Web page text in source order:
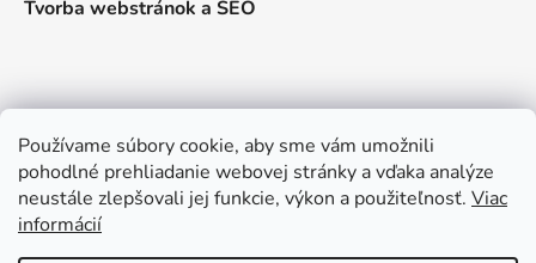
Používame súbory cookie, aby sme vám umožnili
pohodlné prehliadanie webovej stránky a vďaka analýze
neustále zlepšovali jej funkcie, výkon a použiteľnosť. Viac
informácií
Tvorba webstránok a SEO
Kontakt
predajna@myos.sk
+421 902 950 906